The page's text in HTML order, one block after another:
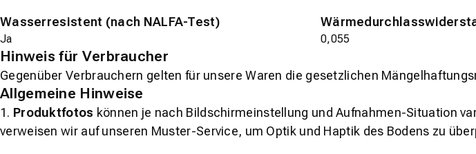
Wasserresistent (nach NALFA-Test)
Ja 0,055
Hinweis für Verbraucher
Gegenüber Verbrauchern gelten für unsere Waren die gesetzlichen
Allgemeine Hinweise
1. Produktfotos können je nach Bildschirmeinstellung und Aufnahmen-Situation
verweisen wir auf unseren Muster-Service, um Optik und Haptik des Bodens zu